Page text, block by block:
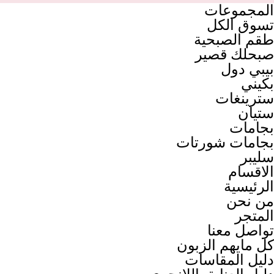
المجموعات
تسوق الكل
طقم الصبحية
صبحلك قصير
بيبي دول
بكيني
سترينغات
ستيان
بجامات
بجامات شورتات
سليبر
الاقسام
الرئيسية
من نحن
المتجر
تواصل معنا
كل مايهم الزبون
دليل المقاسات